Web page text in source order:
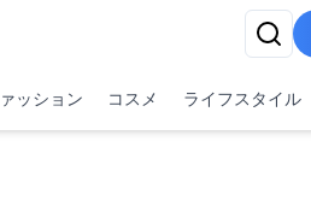
ッション コスメ ライフスタイル